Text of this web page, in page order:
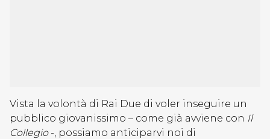
Vista la volontà di Rai Due di voler inseguire un
pubblico giovanissimo – come già avviene con Il
Collegio -, possiamo anticiparvi noi di